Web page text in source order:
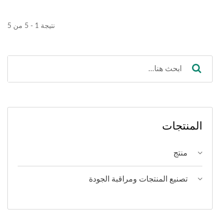
نتيجة 1 - 5 من 5
المنتجات
منتج
تصنيع المنتجات ومراقبة الجودة